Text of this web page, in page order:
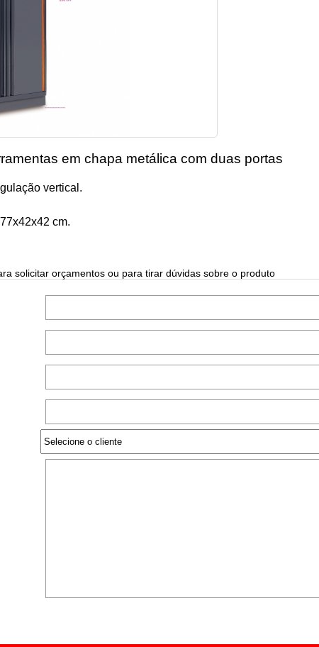
em chapa metálica com duas portas
vertical.
cm.
solicitar orçamentos ou para tirar dúvidas sobre o produto